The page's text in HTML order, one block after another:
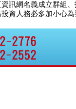
訊網名義成立群組
資人務必多加小心